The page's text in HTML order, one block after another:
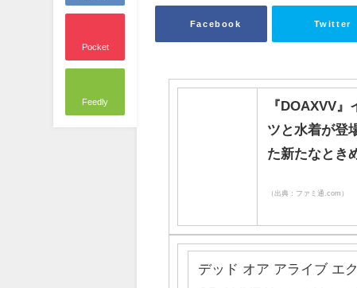
Pocket
Feedly
Facebook Twitter
『DOAXVV
ツと水着が登
た新たなとき
（出典：ファミ通.com）
デッド オア アライブ エ